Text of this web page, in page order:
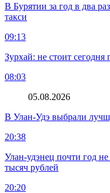
В Бурятии за год в два
такси
09:13
Зурхай: не стоит сегодня
08:03
05.08.2026
В Улан-Удэ выбрали
20:38
Улан-удэнец почти год
тысяч рублей
20:20